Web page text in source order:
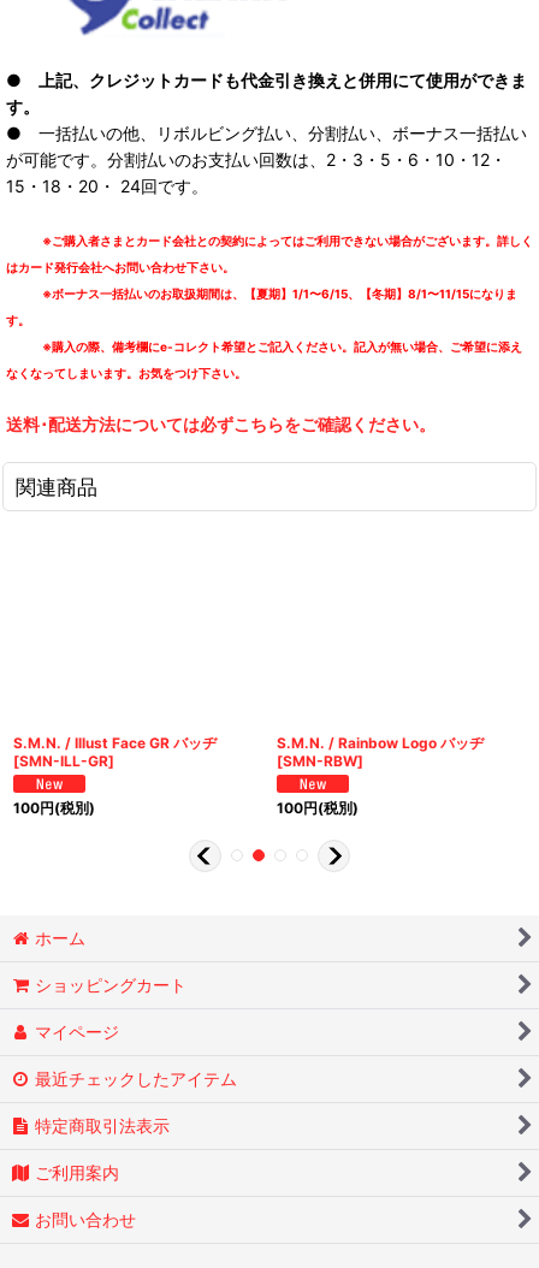
● 上記、クレジットカードも代金引き換えと併用にて使用ができま
す。
● 一括払いの他、リボルビング払い、分割払い、ボーナス一括払い
が可能です。分割払いのお支払い回数は、2・3・5・6・10・12・
15・18・20・ 24回です。
※ご購入者さまとカード会社との契約によってはご利用できない場合がございます。詳しく
はカード発行会社へお問い合わせ下さい。
※ボーナス一括払いのお取扱期間は、【夏期】1/1〜6/15、【冬期】8/1〜11/15になりま
す。
※購入の際、備考欄にe-コレクト希望とご記入ください。記入が無い場合、ご希望に添え
なくなってしまいます。お気をつけ下さい。
送料･配送方法については必ずこちらをご確認ください。
関連商品
S.M.N. / Illust Face GR バッヂ
[SMN-ILL-GR]
100円(税別)
S.M.N. / Rainbow Logo バッヂ
[SMN-RBW]
100円(税別)
ホーム
ショッピングカート
マイページ
最近チェックしたアイテム
特定商取引法表示
ご利用案内
お問い合わせ